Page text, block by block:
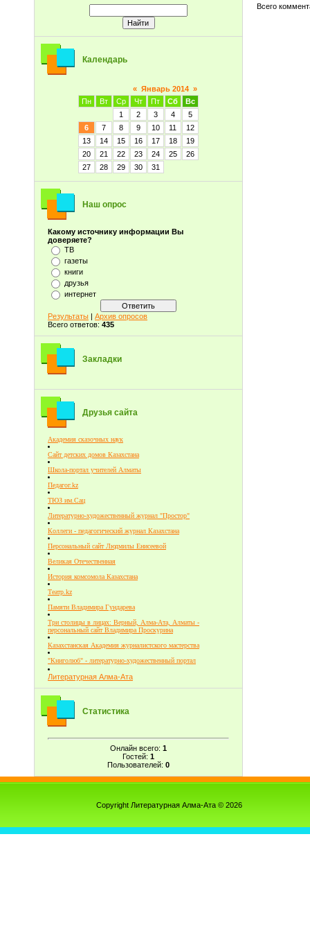
Календарь
« Январь 2014 »
Пн
Вт Ср Чт Пт Сб
Вс
1
2 3 4
5
6
7 8 9 10 11
12
13
14 15 16 17 18
19
20
21 22 23 24 25
26
27
28 29 30 31
Наш опрос
Какому источнику информации Вы
доверяете?
ТВ
газеты
книги
друзья
интернет
Результаты | Архив опросов
Всего ответов: 435
Закладки
Друзья сайта
Академия сказочных наук
Сайт детских домов Казахстана
Школа-портал учителей Алматы
Педагог.kz
ТЮЗ им.Сац
Литературно-художественный журнал "Простор"
Коллеги - педагогический журнал Казахстана
Персональный сайт Людмилы Енисеевой
Великая Отечественная
История комсомола Казахстана
Театр.kz
Памяти Владимира Гундарева
Три столицы в лицах: Верный, Алма-Ата, Алматы -
персональный сайт Владимира Проскурина
Казахстанская Академия журналистского мастерства
"Книголюб" - литературно-художественный портал
Литературная Алма-Ата
Статистика
Онлайн всего: 1
Гостей: 1
Пользователей: 0
Всего
Copyright Литературная Алма-Ата © 2026